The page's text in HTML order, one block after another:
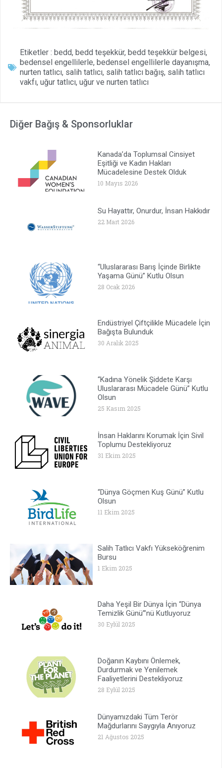
Etiketler : bedd, bedd teşekkür, bedd teşekkür belgesi,
bedensel engellilerle, bedensel engellilerle dayanışma,
nurten tatlıcı, salih tatlıcı, salih tatlıcı bağış, salih tatlıcı
vakfı, uğur tatlıcı, uğur ve nurten tatlıcı
Diğer Bağış & Sponsorluklar
Kanada’da Toplumsal Cinsiyet
Eşitliği ve Kadın Hakları
Mücadelesine Destek Olduk
10 Mayıs 2026
Su Hayattır, Onurdur, İnsan Hakkıdır
22 Mart 2026
“Uluslararası Barış İçinde Birlikte
Yaşama Günü” Kutlu Olsun
28 Ocak 2026
Endüstriyel Çiftçilikle Mücadele İçin
Bağışta Bulunduk
30 Aralık 2025
“Kadına Yönelik Şiddete Karşı
Uluslararası Mücadele Günü” Kutlu
Olsun
25 Kasım 2025
İnsan Haklarını Korumak İçin Sivil
Toplumu Destekliyoruz
31 Ekim 2025
“Dünya Göçmen Kuş Günü” Kutlu
Olsun
11 Ekim 2025
Salih Tatlıcı Vakfı Yükseköğrenim
Bursu
1 Ekim 2025
Daha Yeşil Bir Dünya İçin “Dünya
Temizlik Günü”’nü Kutluyoruz
30 Eylül 2025
Doğanın Kaybını Önlemek,
Durdurmak ve Yenilemek
Faaliyetlerini Destekliyoruz
28 Eylül 2025
Dünyamızdaki Tüm Terör
Mağdurlarını Saygıyla Anıyoruz
21 Ağustos 2025